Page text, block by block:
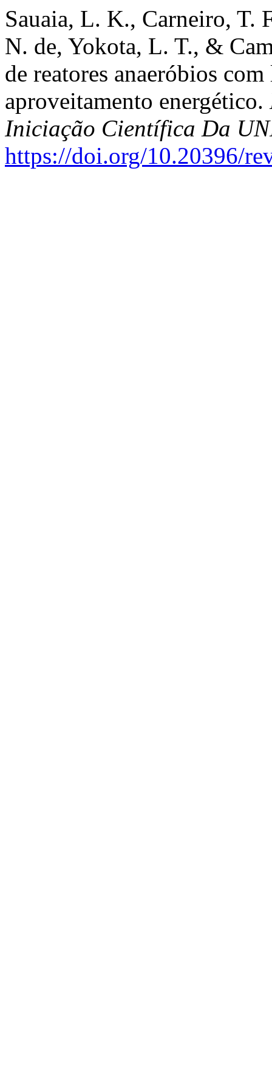
Sauaia, L. K., Carneiro, T.
N. de, Yokota, L. T., &
de reatores anaeróbios
aproveitamento energético.
Iniciação Científica Da
https://doi.org/10.20396/